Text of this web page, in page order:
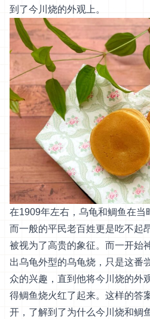
到了今川烧的外观上。
在1909年左右，乌龟和鲷鱼在当
而一般的平民老百姓更是吃不起
被视为了高贵的象征。而一开始
出乌龟外型的乌龟烧，只是这番
众的兴趣，直到他将今川烧的外
得鲷鱼烧火红了起来。这样的答
开，了解到了为什么今川烧和鲷